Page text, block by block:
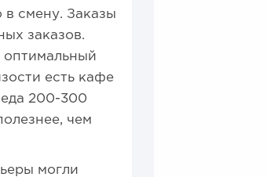
в смену. Заказы
заказов.
оптимальный
есть кафе
200-300
чем
могли